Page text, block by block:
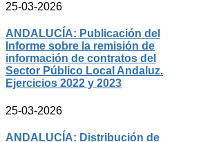
25-03-2026
ANDALUCÍA: Publicación del
Informe sobre la remisión de
información de contratos del
Sector Público Local Andaluz.
Ejercicios 2022 y 2023
25-03-2026
ANDALUCÍA: Distribución de